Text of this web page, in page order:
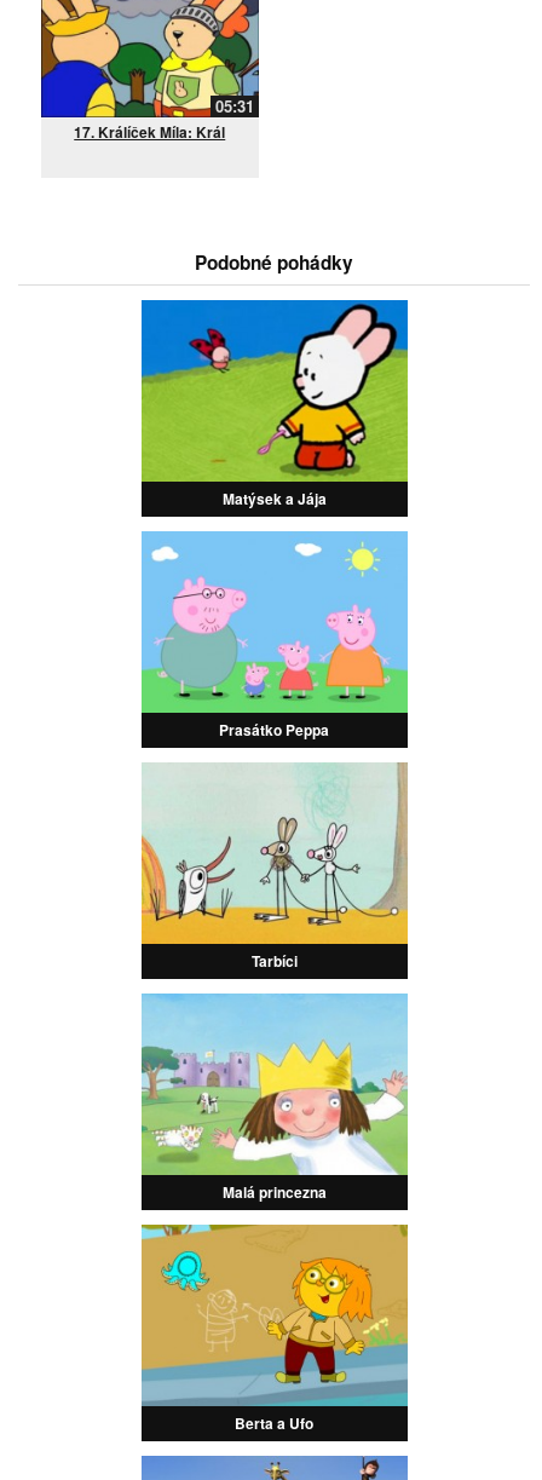
05:31
17. Králíček Míla: Král
Podobné pohádky
Matýsek a Jája
Prasátko Peppa
Tarbíci
Malá princezna
Berta a Ufo